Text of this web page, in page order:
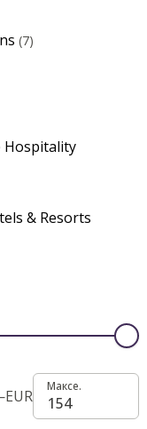
(7)
Hospitality
& Resorts
EUR
Максе.
Максе.